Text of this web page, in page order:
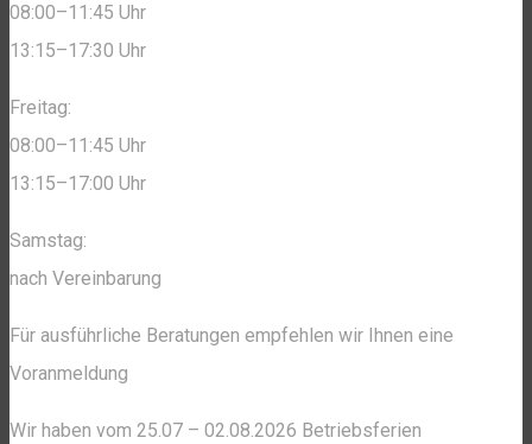
08:00–11:45 Uhr
13:15–17:30 Uhr
Freitag:
08:00–11:45 Uhr
13:15–17:00 Uhr
Samstag:
nach Vereinbarung
Für ausführliche Beratungen empfehlen wir Ihnen eine
Voranmeldung
Wir haben vom 25.07 – 02.08.2026 Betriebsferien